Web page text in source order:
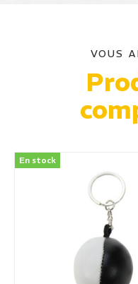
VOUS
En stock